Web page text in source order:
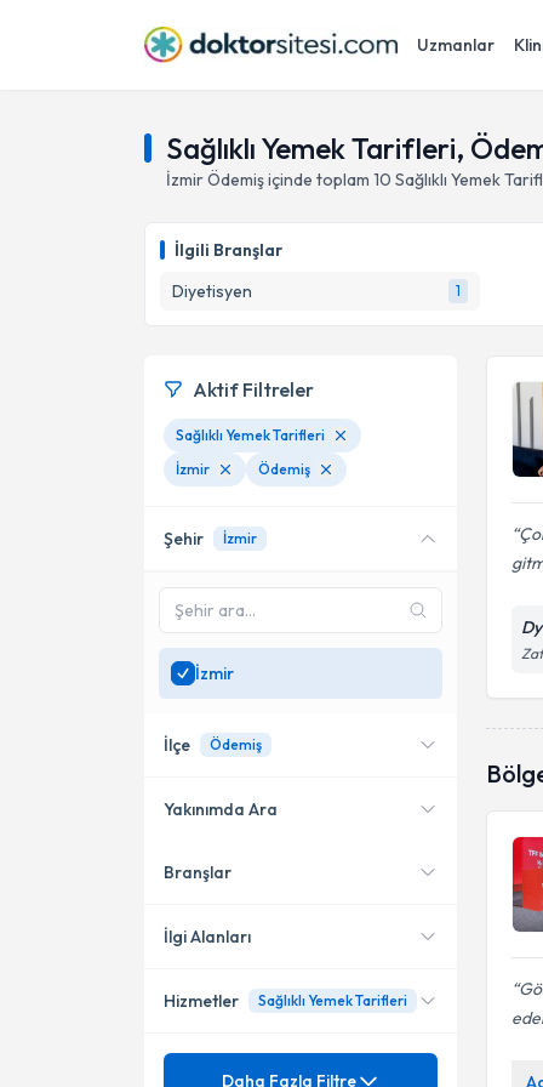
Uzmanlar
Sağlıklı Yemek Tarifleri,
İzmirÖdemişiçinde toplam 10 Sağlıklı Yemek
İlgili Branşlar
Diyetisyen
1
Aktif Filtreler
Sağlıklı Yemek Tarifleri
İzmir
Ödemiş
Şehir İzmir
İzmir
İlçe Ödemiş
Karşıyaka
Bayraklı
Yakınımda Ara
Konumuma yakın uzmanları
Branşlar
Diyetisyen
İlgi Alanları
Ağırlık kaybı
Hizmetler Sağlıklı Yemek Tarifleri
Mezuniyet
Daha Fazla Filtre